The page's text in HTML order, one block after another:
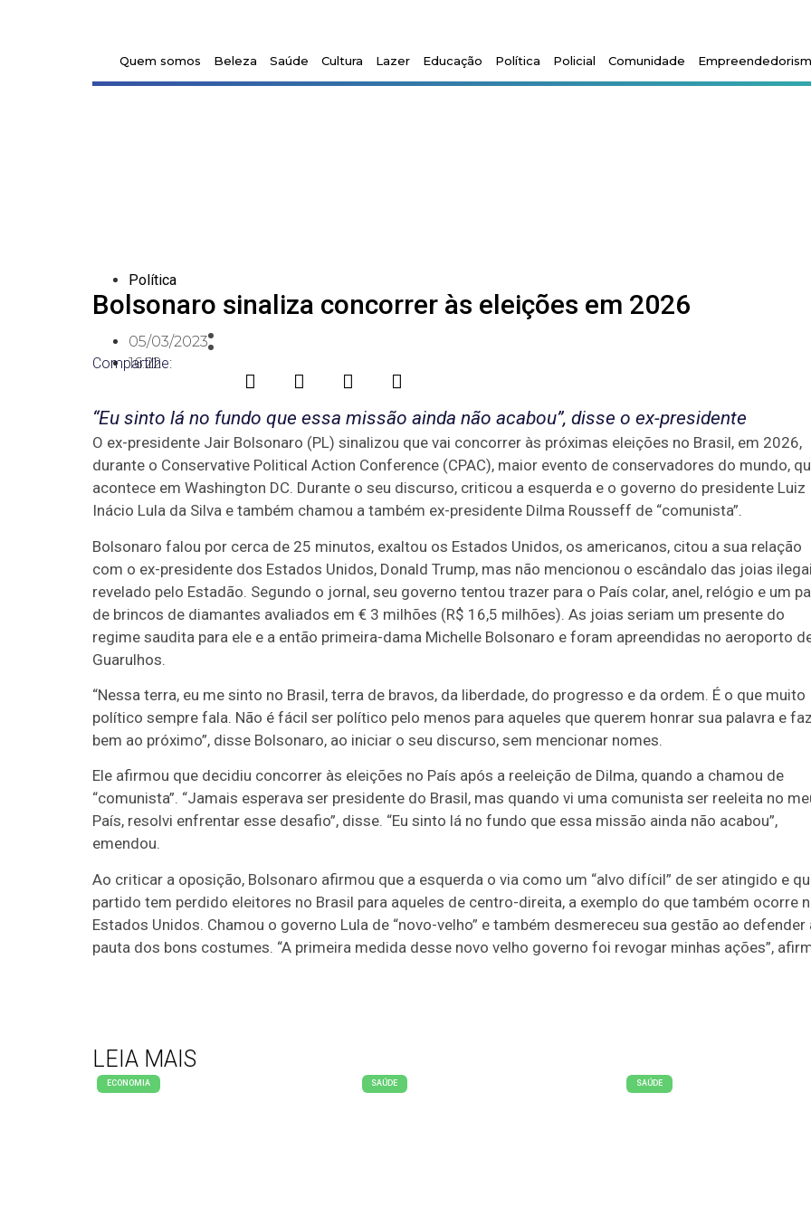
Quem somos Beleza Saúde Cultura Lazer Educação Política Policial Comunidade
Política
Bolsonaro sinaliza concorrer às eleições em 2026
05/03/2023
16:22
Compartilhe:
“Eu sinto lá no fundo que essa missão ainda não acabou”, disse o ex-presidente
O ex-presidente Jair Bolsonaro (PL) sinalizou que vai concorrer às próximas eleições no Brasil, em 2026,
durante o Conservative Political Action Conference (CPAC), maior evento de conservadores do mundo,
acontece em Washington DC. Durante o seu discurso, criticou a esquerda e o governo do presidente Luiz
Inácio Lula da Silva e também chamou a também ex-presidente Dilma Rousseff de “comunista”.
Bolsonaro falou por cerca de 25 minutos, exaltou os Estados Unidos, os americanos, citou a sua relação
com o ex-presidente dos Estados Unidos, Donald Trump, mas não mencionou o escândalo das joias
revelado pelo Estadão. Segundo o jornal, seu governo tentou trazer para o País colar, anel, relógio e um
de brincos de diamantes avaliados em € 3 milhões (R$ 16,5 milhões). As joias seriam um presente do
regime saudita para ele e a então primeira-dama Michelle Bolsonaro e foram apreendidas no aeroporto
Guarulhos.
“Nessa terra, eu me sinto no Brasil, terra de bravos, da liberdade, do progresso e da ordem. É o que muito
político sempre fala. Não é fácil ser político pelo menos para aqueles que querem honrar sua palavra e
bem ao próximo”, disse Bolsonaro, ao iniciar o seu discurso, sem mencionar nomes.
Ele afirmou que decidiu concorrer às eleições no País após a reeleição de Dilma, quando a chamou de
“comunista”. “Jamais esperava ser presidente do Brasil, mas quando vi uma comunista ser reeleita no
País, resolvi enfrentar esse desafio”, disse. “Eu sinto lá no fundo que essa missão ainda não acabou”,
emendou.
Ao criticar a oposição, Bolsonaro afirmou que a esquerda o via como um “alvo difícil” de ser atingido e
partido tem perdido eleitores no Brasil para aqueles de centro-direita, a exemplo do que também ocorre
Estados Unidos. Chamou o governo Lula de “novo-velho” e também desmereceu sua gestão ao defender
pauta dos bons costumes. “A primeira medida desse novo velho governo foi revogar minhas ações”,
LEIA MAIS
ECONOMIA SAÚDE SAÚDE